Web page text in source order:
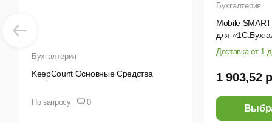
Бухгалтерия
KeepCount Основные Средства
По запросу 0
Бухгалтерия
Mobile
для
Доставка от 1
1 903,52